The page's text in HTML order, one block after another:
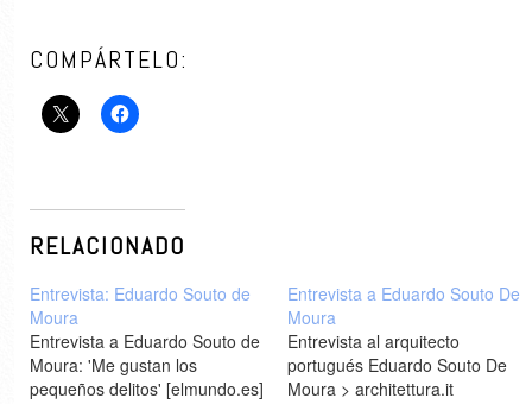
COMPÁRTELO:
RELACIONADO
Entrevista: Eduardo Souto de
Moura
Entrevista a Eduardo Souto de
Moura: 'Me gustan los
pequeños delitos' [elmundo.es]
Entrevista a Eduardo Souto De
Moura
Entrevista al arquitecto
portugués Eduardo Souto De
Moura > architettura.it